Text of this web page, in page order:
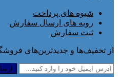
شیوه های پرداخت
رویه های ارسال سفارش
ثبت سفارش
از تخفیف‌ها و جدیدترین‌های